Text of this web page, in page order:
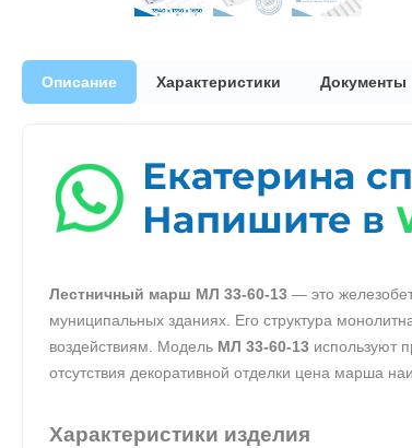
Описание Характеристики Документы
Лестничный марш МЛ 33-60-13 — это
муниципальных зданиях. Его структура
воздействиям. Модель МЛ 33-60-13 используют
отсутствия декоративной отделки цена марша
Характеристики изделия